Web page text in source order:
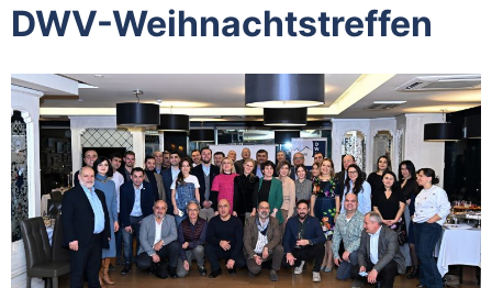
DWV-Weihnachtstreffen